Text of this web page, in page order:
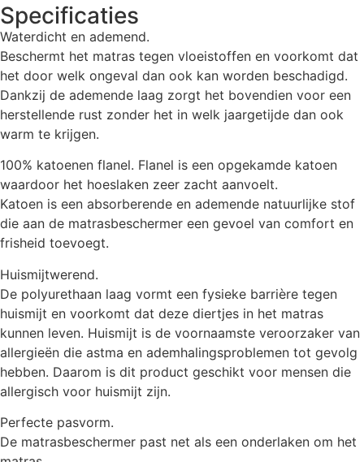
Specificaties
Waterdicht en ademend.
Beschermt het matras tegen vloeistoffen en voorkomt dat
het door welk ongeval dan ook kan worden beschadigd.
Dankzij de ademende laag zorgt het bovendien voor een
herstellende rust zonder het in welk jaargetijde dan ook
warm te krijgen.
100% katoenen flanel. Flanel is een opgekamde katoen
waardoor het hoeslaken zeer zacht aanvoelt.
Katoen is een absorberende en ademende natuurlijke stof
die aan de matrasbeschermer een gevoel van comfort en
frisheid toevoegt.
Huismijtwerend.
De polyurethaan laag vormt een fysieke barrière tegen
huismijt en voorkomt dat deze diertjes in het matras
kunnen leven. Huismijt is de voornaamste veroorzaker van
allergieën die astma en ademhalingsproblemen tot gevolg
hebben. Daarom is dit product geschikt voor mensen die
allergisch voor huismijt zijn.
Perfecte pasvorm.
De matrasbeschermer past net als een onderlaken om het